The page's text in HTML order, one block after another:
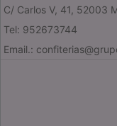
C/ Carlos V, 41, 52003
Tel: 952673744
Email.: